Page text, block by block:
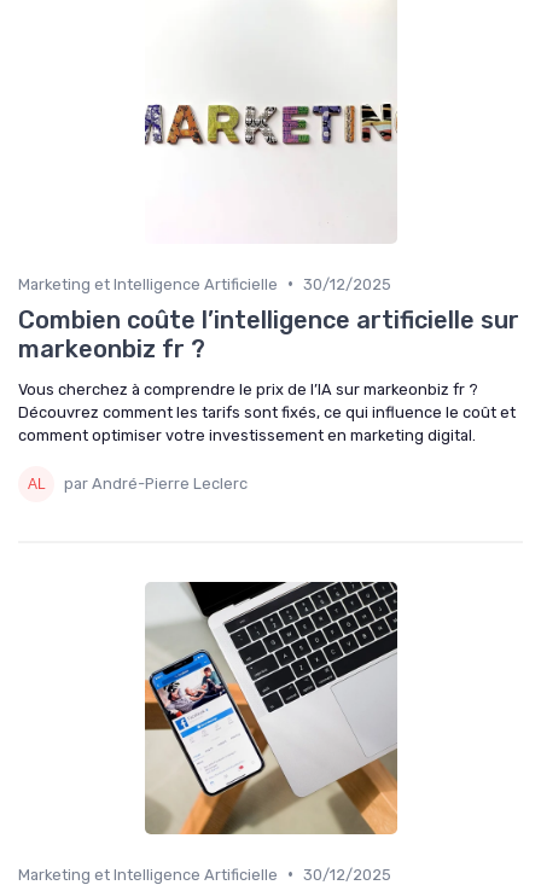
Marketing et Intelligence Artificielle • 30/12/2025
Combien coûte l’intelligence artificielle sur
markeonbiz fr ?
Vous cherchez à comprendre le prix de l’IA sur markeonbiz fr ?
Découvrez comment les tarifs sont fixés, ce qui influence le coût et
comment optimiser votre investissement en marketing digital.
par André-Pierre Leclerc
Marketing et Intelligence Artificielle • 30/12/2025